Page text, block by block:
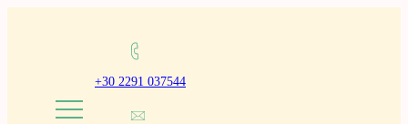
περιεχόμενο+30 2291 037544